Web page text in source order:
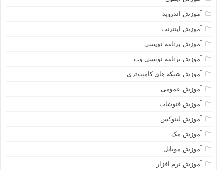
آموزش اندروید
آموزش اینترنت
آموزش برنامه نویسی
آموزش برنامه نویسی وب
آموزش شبکه های کامپیوتری
آموزش عمومی
آموزش فتوشاپ
آموزش لینوکس
آموزش مک
آموزش موبایل
آموزش نرم افزار